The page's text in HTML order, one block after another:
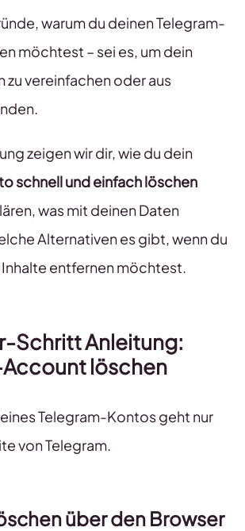
warum du deinen Telegram-
möchtest – sei es, um dein
zu vereinfachen oder aus
zeigen wir dir, wie du dein
schnell und einfach löschen
was mit deinen Daten
Alternativen es gibt, wenn du
entfernen möchtest.
Schritt Anleitung:
löschen
Telegram-Kontos geht nur
von Telegram.
über den Browser